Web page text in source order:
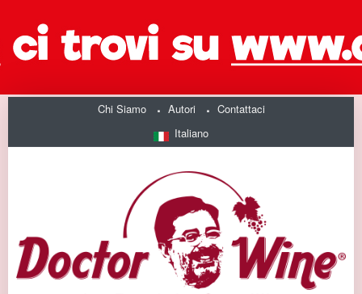
Chi Siamo Autori
Contattaci
Italiano